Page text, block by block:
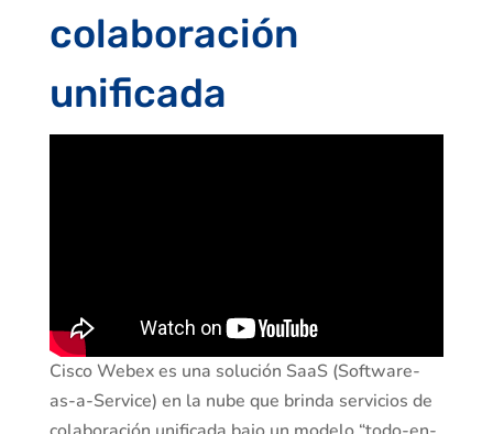
colaboración
unificada
Cisco Webex es una solución SaaS (Software-
as-a-Service) en la nube que brinda servicios de